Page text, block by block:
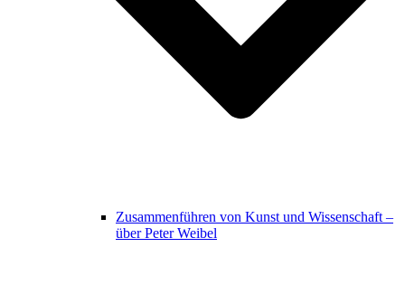
Zusammenführen von Kunst und Wissenschaft –
über Peter Weibel